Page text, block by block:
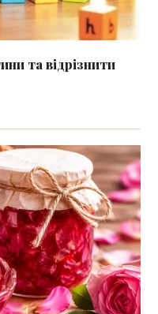
та відрізнити